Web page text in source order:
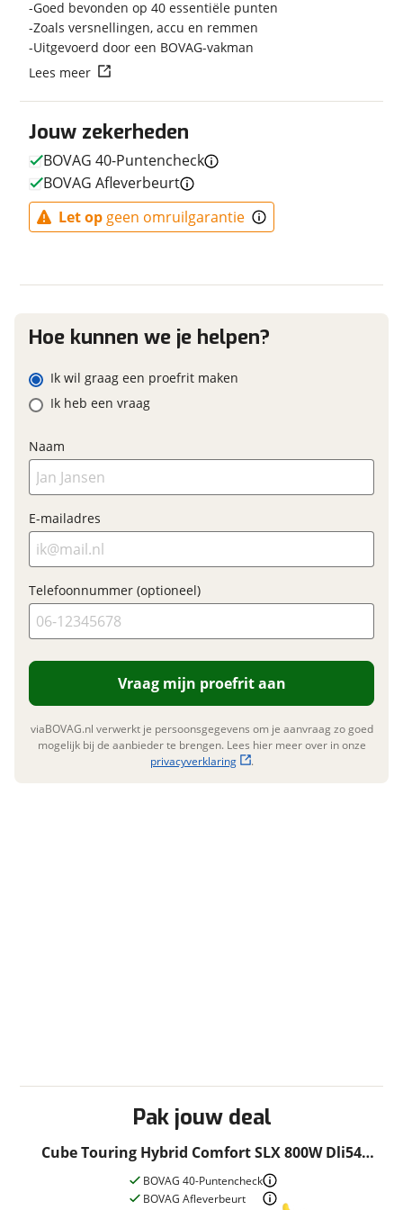
Techniek
Transmissie
Derailleur
Aantal versnellingen
Type primair remsysteem
achter
Prijs
BTW/marge
BOVAG Garantie
Fabrieksgarantie van
Pak jouw deal
Cube Touring Hybrid Comfort SLX 800W Dli54
CM N5 Elektrische Stadsfie
BOVAG 40-Puntencheck
BOVAG Afleverbeurt
Vraag mijn reservering aan
goed mogelijk bij de aanbieder te brengen. Lees hier meer
Jouw zekerheden
BOVAG 40-Puntencheck
BOVAG Afleverbeurt
Let op geen omruilgarantie
Goed bevonden op 40 essentiële punten
Zoals versnellingen, accu en remmen
Uitgevoerd door een BOVAG-vakman
Lees meer
Hoe kunnen we je helpen?
Ik wil graag een proefrit maken
Ik heb een vraag
Naam
E-mailadres
Telefoonnummer (optioneel)
Vraag mijn proefrit aan
viaBOVAG.nl verwerkt je persoonsgegevens om je aanvraag zo goed
mogelijk bij de aanbieder te brengen. Lees hier meer over in onze
privacyverklaring
.